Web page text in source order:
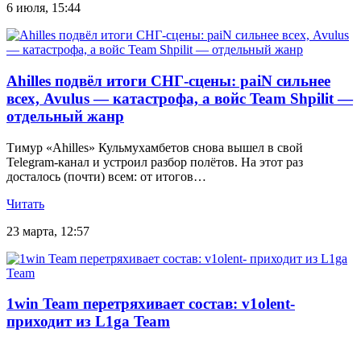
6 июля, 15:44
Ahilles подвёл итоги СНГ-сцены: paiN сильнее
всех, Avulus — катастрофа, а войс Team Shpilit —
отдельный жанр
Тимур «Ahilles» Кульмухамбетов снова вышел в свой
Telegram-канал и устроил разбор полётов. На этот раз
досталось (почти) всем: от итогов…
Читать
23 марта, 12:57
1win Team перетряхивает состав: v1olent-
приходит из L1ga Team